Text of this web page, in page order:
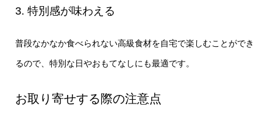
3. 特別感が味わえる
普段なかなか食べられない高級食材を自宅で楽しむことができ
るので、特別な日やおもてなしにも最適です。
お取り寄せする際の注意点